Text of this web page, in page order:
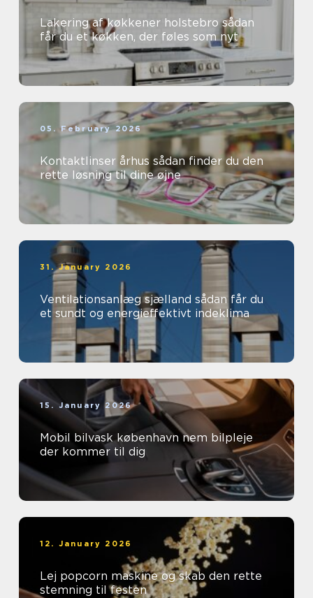
Lakering af køkkener holstebro sådan
får du et køkken, der føles som nyt
05. February 2026
Kontaktlinser århus sådan finder du den
rette løsning til dine øjne
31. January 2026
Ventilationsanlæg sjælland sådan får du
et sundt og energieffektivt indeklima
15. January 2026
Mobil bilvask københavn nem bilpleje
der kommer til dig
12. January 2026
Lej popcorn maskine og skab den rette
stemning til festen